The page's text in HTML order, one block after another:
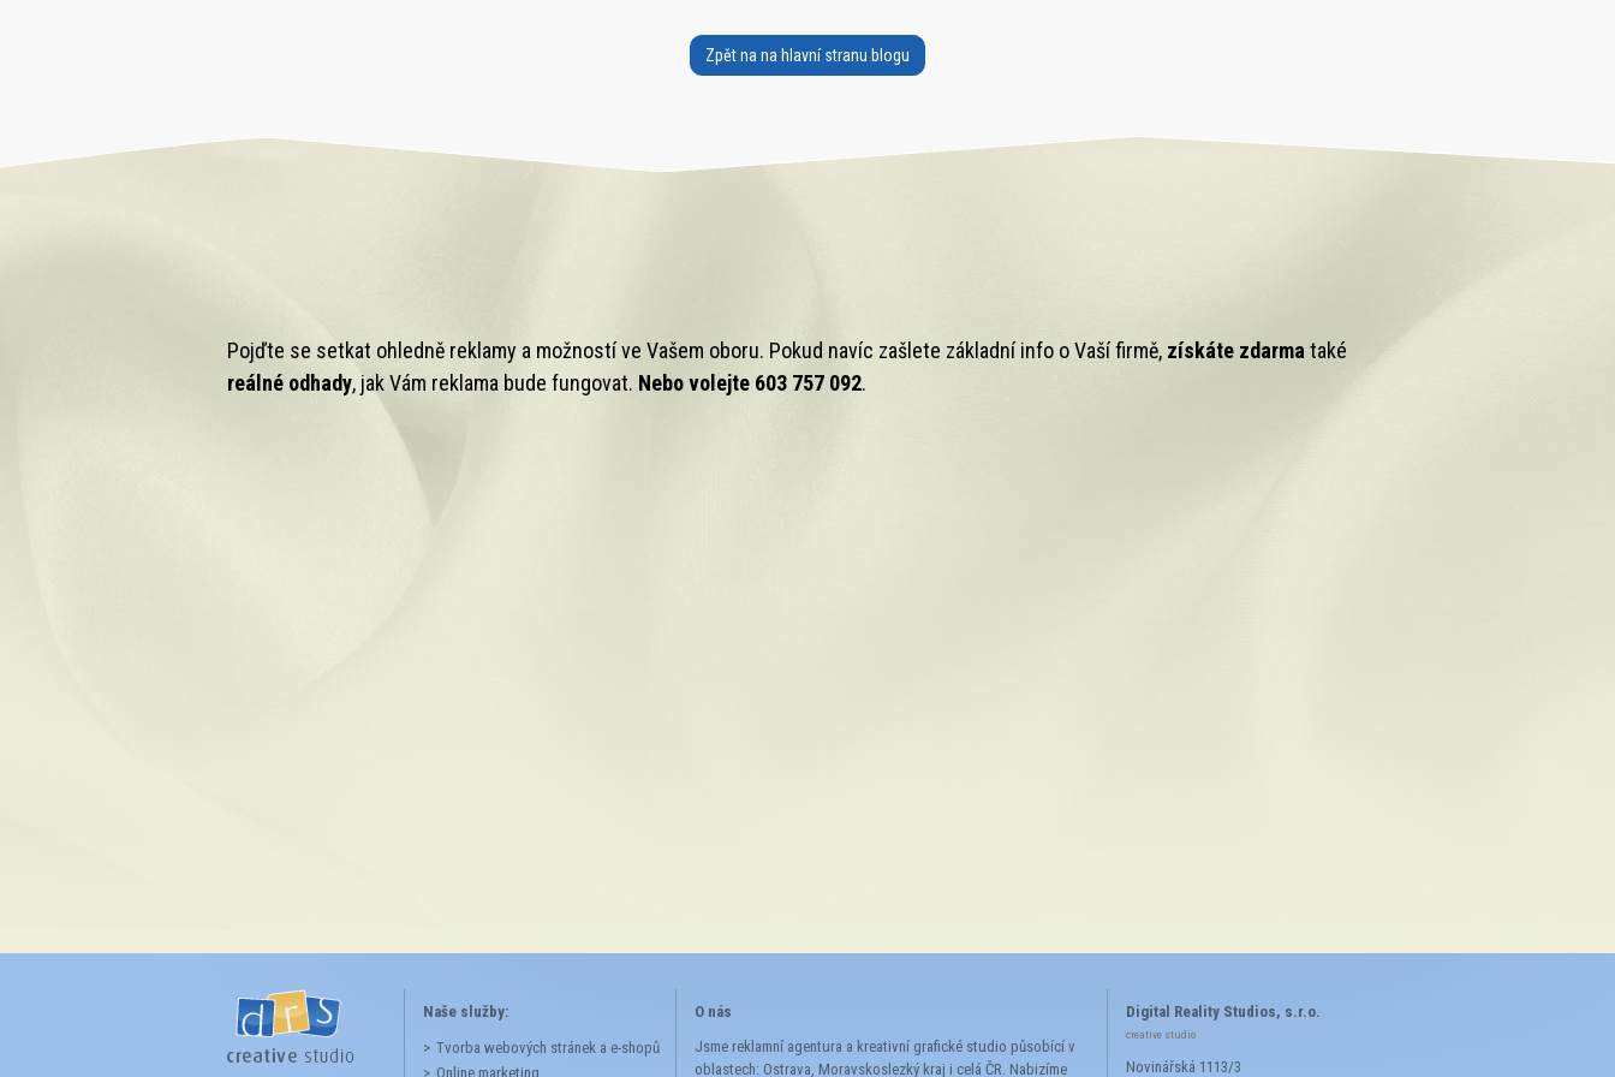
Zpět na na hlavní stranu blogu
Pojďte se setkat ohledně reklamy a možností ve Vašem oboru. Pokud navíc zašlete základní info o Vaší firmě, získáte zdarma také
reálné odhady, jak Vám reklama bude fungovat. Nebo volejte 603 757 092.
Naše služby:
Tvorba webových stránek a e-shopů
Online marketing
O nás
Jsme reklamní agentura a kreativní grafické studio působící v
oblastech: Ostrava, Moravskoslezký kraj i celá ČR. Nabizíme
Digital Reality Studios, s.r.o.
creative studio
Novinářská 1113/3